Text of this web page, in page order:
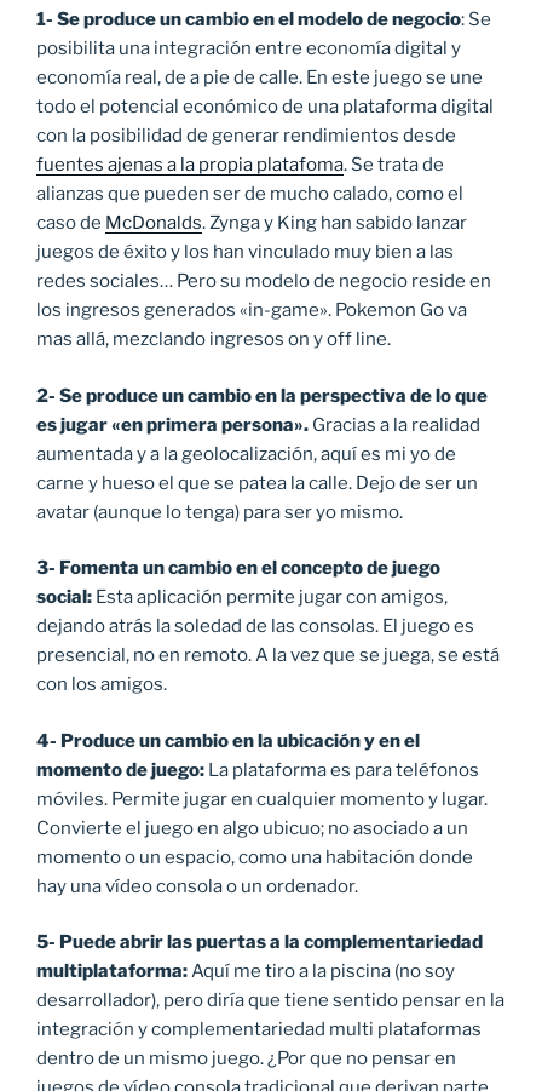
1- Se produce un cambio en el modelo de negocio: Se
posibilita una integración entre economía digital y
economía real, de a pie de calle. En este juego se une
todo el potencial económico de una plataforma digital
con la posibilidad de generar rendimientos desde
fuentes ajenas a la propia platafoma. Se trata de
alianzas que pueden ser de mucho calado, como el
caso de McDonalds. Zynga y King han sabido lanzar
juegos de éxito y los han vinculado muy bien a las
redes sociales… Pero su modelo de negocio reside en
los ingresos generados «in-game». Pokemon Go va
mas allá, mezclando ingresos on y off line.
2- Se produce un cambio en la perspectiva de lo que
es jugar «en primera persona». Gracias a la realidad
aumentada y a la geolocalización, aquí es mi yo de
carne y hueso el que se patea la calle. Dejo de ser un
avatar (aunque lo tenga) para ser yo mismo.
3- Fomenta un cambio en el concepto de juego
social: Esta aplicación permite jugar con amigos,
dejando atrás la soledad de las consolas. El juego es
presencial, no en remoto. A la vez que se juega, se está
con los amigos.
4- Produce un cambio en la ubicación y en el
momento de juego: La plataforma es para teléfonos
móviles. Permite jugar en cualquier momento y lugar.
Convierte el juego en algo ubicuo; no asociado a un
momento o un espacio, como una habitación donde
hay una vídeo consola o un ordenador.
5- Puede abrir las puertas a la complementariedad
multiplataforma:Aquí me tiro a la piscina (no soy
desarrollador), pero diría que tiene sentido pensar en la
integración y complementariedad multi plataformas
dentro de un mismo juego. ¿Por que no pensar en